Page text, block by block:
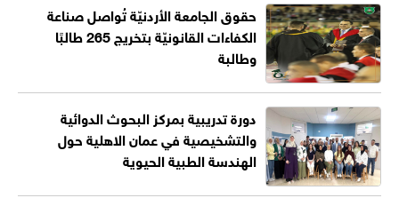
حقوق الجامعة الأردنيّة تُواصل صناعة
الكفاءات القانونيّة بتخريج 265 طالبًا
وطالبة
دورة تدريبية بمركز البحوث الدوائية
والتشخيصية في عمان الاهلية حول
الهندسة الطبية الحيوية